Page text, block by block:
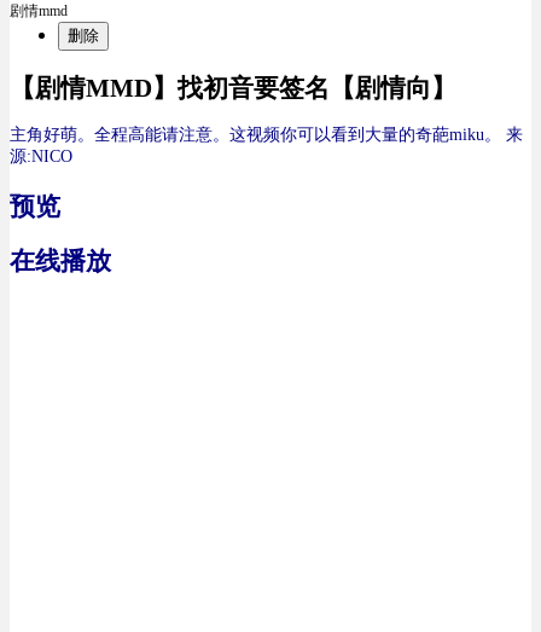
剧情mmd
删除
【剧情MMD】找初音要签名【剧情向】
主角好萌。全程高能请注意。这视频你可以看到大量的奇葩miku。
来
源:NICO
预览
在线播放